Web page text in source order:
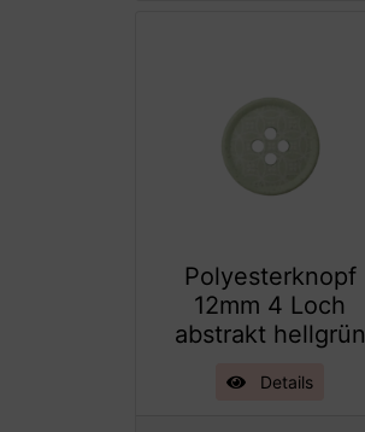
Polyesterknopf
12mm 4 Loch
abstrakt hellgrün
Details